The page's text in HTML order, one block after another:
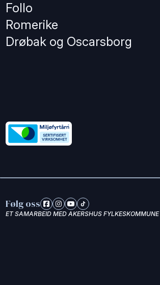
Follo
Romerike
Drøbak og Oscarsborg
Følg oss
ET SAMARBEID MED AKERSHUS FYLKESKOMMUNE